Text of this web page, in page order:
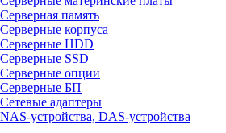
Серверная память
Серверные корпуса
Серверные HDD
Серверные SSD
Серверные опции
Серверные БП
Сетевые адаптеры
NAS-устройства, DAS-устройства